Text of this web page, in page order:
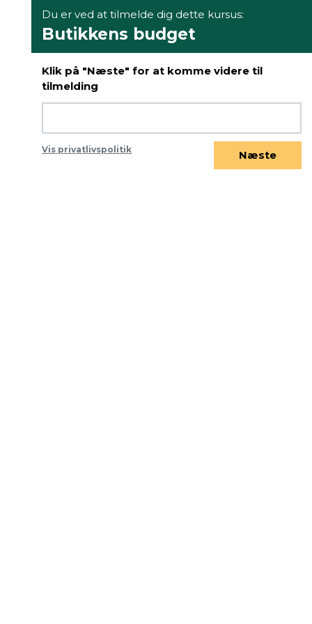
Du er ved at tilmelde dig dette kursus:
Butikkens budget
Klik på "Næste" for at komme videre til
tilmelding
Vis privatlivspolitik